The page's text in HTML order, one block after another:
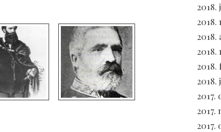
2018.
2018.
2018.
2018.
2017.
2017.
2017.